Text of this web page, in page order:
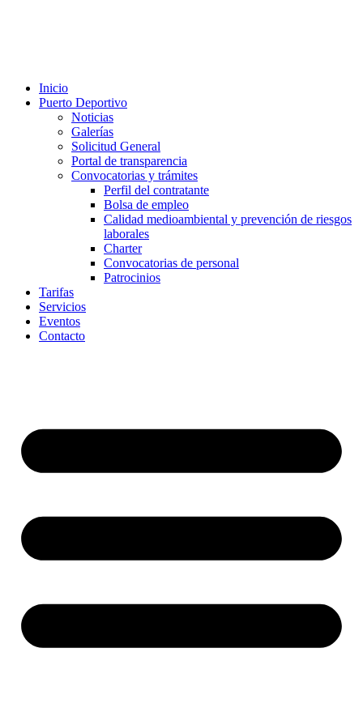
Inicio
Puerto Deportivo
Noticias
Galerías
Solicitud General
Portal de transparencia
Convocatorias y trámites
Perfil del contratante
Bolsa de empleo
Calidad medioambiental y prevención de riesgos
laborales
Charter
Convocatorias de personal
Patrocinios
Tarifas
Servicios
Eventos
Contacto